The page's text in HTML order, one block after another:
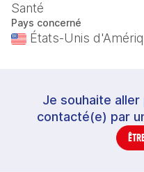
Santé
Pays concerné
États-Unis
Je souhaite
contacté(e) par